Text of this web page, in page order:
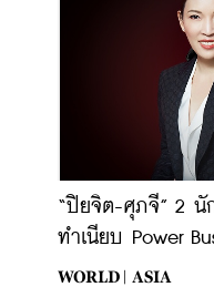
“ปิยจิต-ศุภจี” 2 นั
ทำเนียบ Power
WORLD | ASIA